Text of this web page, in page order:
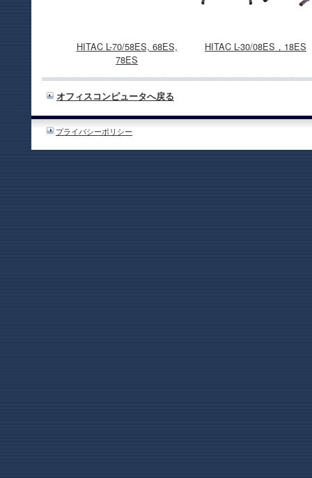
HITAC L-70/58ES, 68ES,
78ES
HITAC L-30/08ES，18ES
オフィスコンピュータへ戻る
プライバシーポリシー